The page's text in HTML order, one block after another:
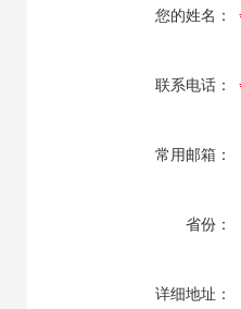
您的姓名：
联系电话：
常用邮箱：
省份：
详细地址：